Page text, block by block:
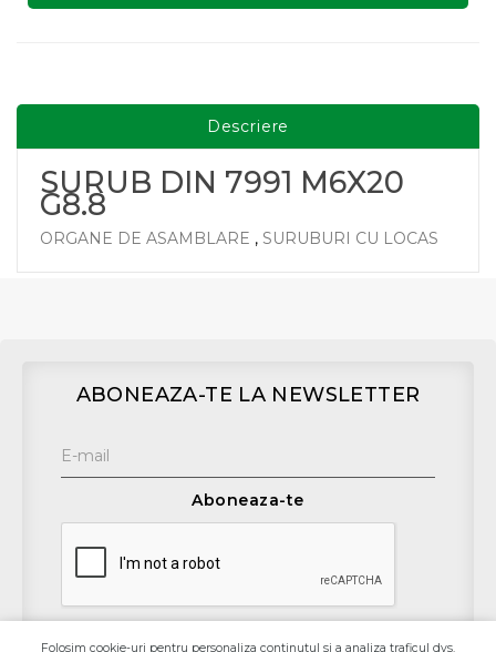
Descriere
SURUB DIN 7991 M6X20
G8.8
ORGANE DE ASAMBLARE , SURUBURI CU LOCAS
ABONEAZA-TE LA NEWSLETTER
Aboneaza-te
Folosim cookie-uri pentru personaliza continutul si a analiza traficul dvs.